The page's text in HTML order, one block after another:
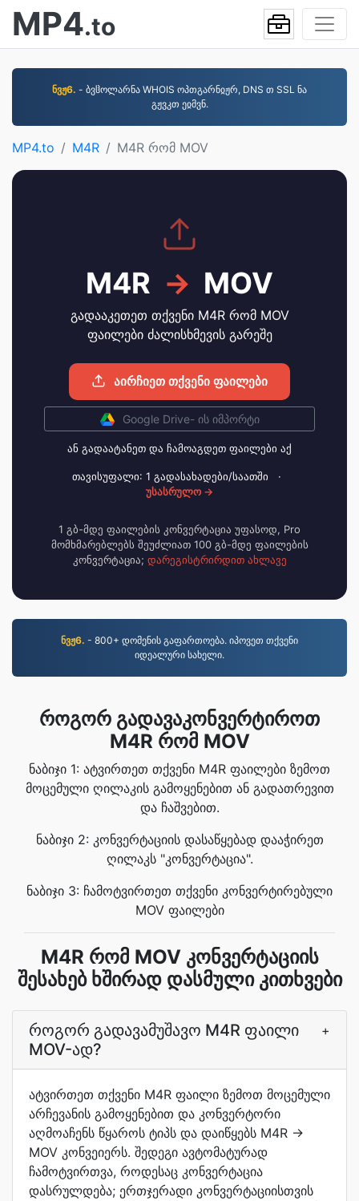
MP4.to
ნვჟ6. - ბვჱოლარნა WHOIS ოპთგარნჲჟრ, DNS თ SSL ნა
გჟვკთ ეჲმვნ.
MP4.to M4R M4R რომ MOV
M4R → MOV
გადააკეთეთ თქვენი M4R რომ MOV
ფაილები ძალისხმევის გარეშე
აირჩიეთ თქვენი ფაილები
Google Drive- ის იმპორტი
ან გადაატანეთ და ჩამოაგდეთ ფაილები აქ
თავისუფალი: 1 გადასახადები/საათში
·
უსასრულო →
1 გბ-მდე ფაილების კონვერტაცია უფასოდ, Pro
მომხმარებლებს შეუძლიათ 100 გბ-მდე ფაილების
კონვერტაცია; დარეგისტრირდით ახლავე
ნვჟ6. - 800+ დომენის გაფართოება. იპოვეთ თქვენი
იდეალური სახელი.
როგორ გადავაკონვერტიროთ
M4R რომ MOV
ნაბიჯი 1: ატვირთეთ თქვენი M4R ფაილები ზემოთ
მოცემული ღილაკის გამოყენებით ან გადათრევით
და ჩაშვებით.
ნაბიჯი 2: კონვერტაციის დასაწყებად დააჭირეთ
ღილაკს "კონვერტაცია".
ნაბიჯი 3: ჩამოტვირთეთ თქვენი კონვერტირებული
MOV ფაილები
M4R რომ MOV კონვერტაციის
შესახებ ხშირად დასმული კითხვები
როგორ გადავამუშავო M4R ფაილი
MOV-ად?
+
ატვირთეთ თქვენი M4R ფაილი ზემოთ მოცემული
არჩევანის გამოყენებით და კონვერტორი
აღმოაჩენს წყაროს ტიპს და დაიწყებს M4R →
MOV კონვეიერს. შედეგი ავტომატურად
ჩამოტვირთვა, როდესაც კონვერტაცია
დასრულდება; ერთჯერადი კონვერტაციისთვის